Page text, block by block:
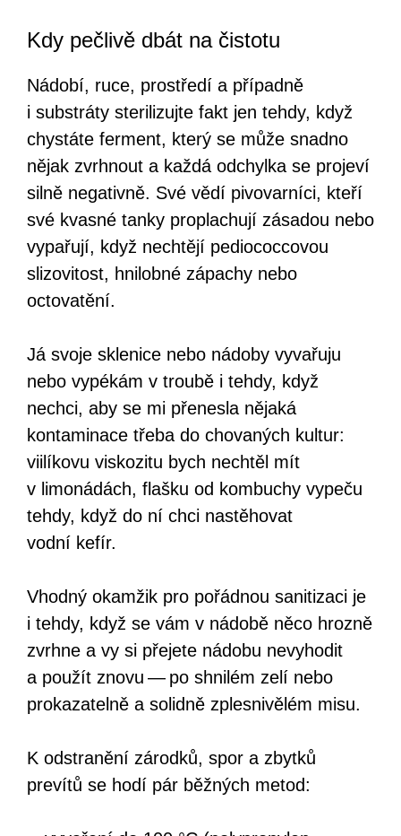
Kdy pečlivě dbát na čistotu
Nádobí, ruce, prostředí a případně
i substráty sterilizujte fakt jen tehdy, když
chystáte ferment, který se může snadno
nějak zvrhnout a každá odchylka se projeví
silně negativně. Své vědí pivovarníci, kteří
své kvasné tanky proplachují zásadou nebo
vypařují, když nechtějí pediococcovou
slizovitost, hnilobné zápachy nebo
octovatění.
Já svoje sklenice nebo nádoby vyvařuju
nebo vypékám v troubě i tehdy, když
nechci, aby se mi přenesla nějaká
kontaminace třeba do chovaných kultur:
viilíkovu viskozitu bych nechtěl mít
v limonádách, flašku od kombuchy vypeču
tehdy, když do ní chci nastěhovat
vodní kefír.
Vhodný okamžik pro pořádnou sanitizaci je
i tehdy, když se vám v nádobě něco hrozně
zvrhne a vy si přejete nádobu nevyhodit
a použít znovu — po shnilém zelí nebo
prokazatelně a solidně zplesnivělém misu.
K odstranění zárodků, spor a zbytků
prevítů se hodí pár běžných metod: